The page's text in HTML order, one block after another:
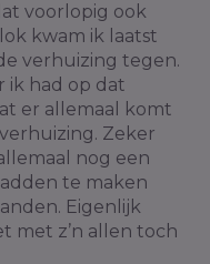
voorlopig ook
kwam ik laatst
verhuizing tegen.
ik had op dat
er allemaal komt
Zeker
nog een
te maken
Eigenlijk
met z’n allen toch